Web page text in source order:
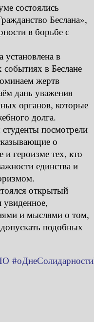
Беслана»,
в борьбе с
установлена в
событиях в Беслане
жертв
дань уважения
органов, которые
долга.
посмотрели
о
и героизме тех, кто
единства и
открытый
увиденное,
и мыслями о том,
подобных